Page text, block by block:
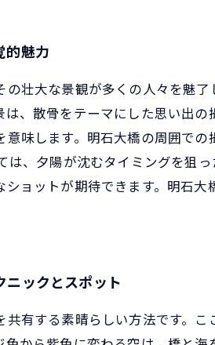
的魅力
壮大な景観が多くの人々を魅
、散骨をテーマにした思い出
味します。明石大橋の周囲で
は、夕陽が沈むタイミングを狙
ョットが期待できます。明石
ニックとスポット
有する素晴らしい方法です。